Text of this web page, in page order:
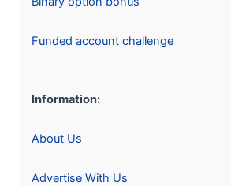
Funded account challenge
Information:
About Us
Advertise With Us